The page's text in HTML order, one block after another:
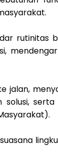
rutinitas
jalan,